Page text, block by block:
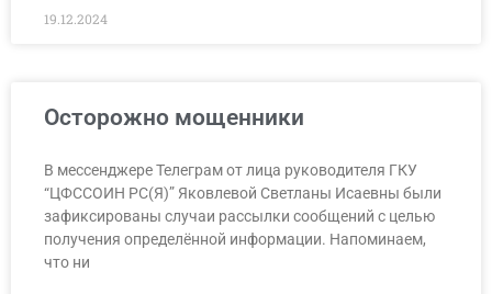
19.12.2024
Осторожно мощенники
В мессенджере Телеграм от лица руководителя ГКУ
“ЦФССОИН РС(Я)” Яковлевой Светланы Исаевны были
зафиксированы случаи рассылки сообщений с целью
получения определённой информации. Напоминаем,
что ни